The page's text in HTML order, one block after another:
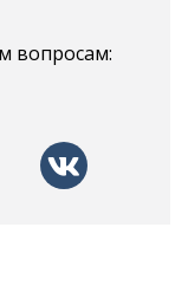
вопросам: